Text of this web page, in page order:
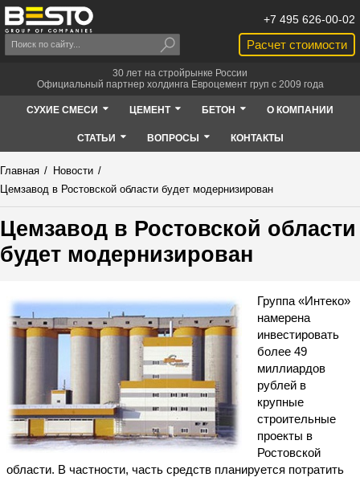
Расчет стоимости
+7 495 626-00-02
30 лет на стройрынке России
Официальный партнер холдинга Евроцемент груп с 2009 года
СУХИЕ СМЕСИ ЦЕМЕНТ БЕТОН О КОМПАНИИ
СТАТЬИ ВОПРОСЫ КОНТАКТЫ
Главная / Новости /
Цемзавод в Ростовской области будет модернизирован
Цемзавод в Ростовской области
будет модернизирован
Группа «Интеко»
намерена
инвестировать
более 49
миллиардов
рублей в
крупные
строительные
проекты в
Ростовской
области. В частности, часть средств планируется потратить